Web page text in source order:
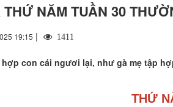
NĂM TUẦN 30
19:15 | 1411
hợp con cái ngươi lại, như gà mẹ tập
THỨ